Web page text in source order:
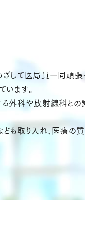
して医局員一同頑張
います。
外科や放射線科との
も取り入れ、医療の質